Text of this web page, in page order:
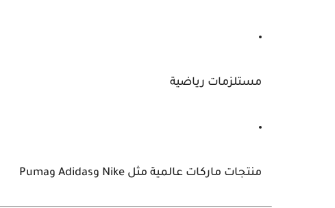
مستلزمات رياضية
منتجات ماركات عالمية مثل Nike وAdidas وPuma